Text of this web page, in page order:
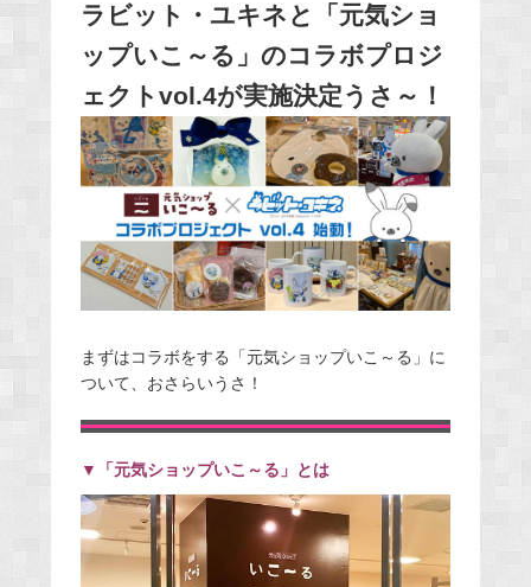
ラビット・ユキネと「元気ショ
ップいこ～る」のコラボプロジ
ェクトvol.4が実施決定うさ～！
まずはコラボをする「元気ショップいこ～る」に
ついて、おさらいうさ！
▼「元気ショップいこ～る」とは